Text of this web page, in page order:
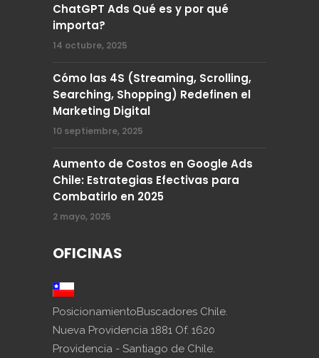
ChatGPT Ads Qué es y por qué
importa?
14 octubre, 2025
Cómo las 4S (Streaming, Scrolling,
Searching, Shopping) Redefinen el
Marketing Digital
10 septiembre, 2025
Aumento de Costos en Google Ads
Chile: Estrategias Efectivas para
Combatirlo en 2025
2 mayo, 2025
OFICINAS
PosicionamientoBuscadores Chile.
Nueva Providencia 1881 Of. 1620
Providencia - Santiago de Chile.